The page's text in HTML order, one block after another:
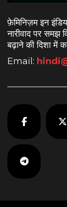
फ़ेमिनिज़म इन
नारीवाद पर समझ
बढ़ाने की दिशा में
Email: